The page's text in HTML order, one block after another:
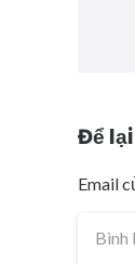
Để
Email